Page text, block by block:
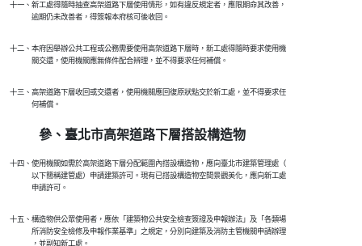
    十一、新工處得隨時抽查高架道路下層使用情形，如有違反規定者，應限期命其改善，
    十二、本府因舉辦公共工程或公務需要使用高架道路下層時，新工處得隨時要求使用機
    十三、高架道路下層收回或交還者，使用機關應回復原狀點交於新工處，並不得要求任
參、臺北市高架道路下層搭設構造物
    十四、使用機關如需於高架道路下層分配範圍內搭設構造物，應向臺北市建築管理處（
    　　　以下簡稱建管處）申請建築許可。現有已搭設構造物空間景觀美化，應向新工處
    十五、構造物供公眾使用者，應依「建築物公共安全檢查簽證及申報辦法」及「各類場
    　　　所消防安全檢修及申報作業基準」之規定，分別向建築及消防主管機關申請辦理